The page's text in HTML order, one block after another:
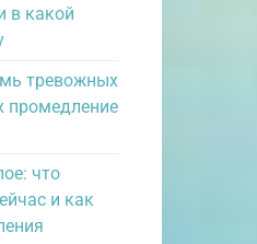
в какой
тревожных
промедление
что
и как